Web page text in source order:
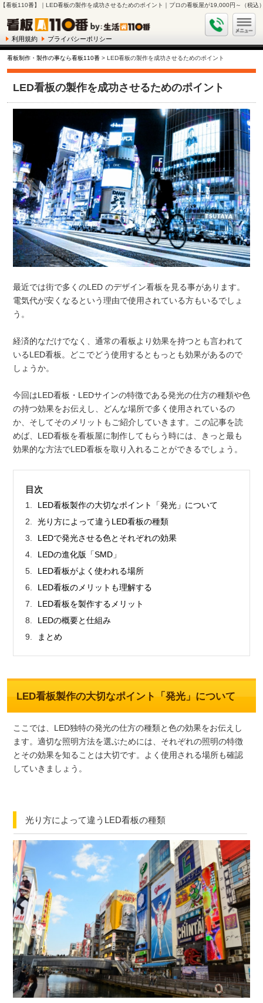
【看板110番】｜LED看板の製作を成功させるためのポイント｜プロの看板屋が19,000円～（税込
利用規約 プライバシーポリシー
看板制作・製作の事なら看板110番> LED看板の製作を成功させるためのポイント
LED看板の製作を成功させるためのポイント
最近では街で多くのLED のデザイン看板を見る事があります。
電気代が安くなるという理由で使用されている方もいるでしょ
う。
経済的なだけでなく、通常の看板より効果を持つとも言われて
いるLED看板。どこでどう使用するともっとも効果があるので
しょうか。
今回はLED看板・LEDサインの特徴である発光の仕方の種類や色
の持つ効果をお伝えし、どんな場所で多く使用されているの
か、そしてそのメリットもご紹介していきます。この記事を読
めば、LED看板を看板屋に制作してもらう時には、きっと最も
効果的な方法でLED看板を取り入れることができるでしょう。
目次
LED看板製作の大切なポイント「発光」について
光り方によって違うLED看板の種類
LEDで発光させる色とそれぞれの効果
LEDの進化版「SMD」
LED看板がよく使われる場所
LED看板のメリットも理解する
LED看板を製作するメリット
LEDの概要と仕組み
まとめ
LED看板製作の大切なポイント「発光」について
ここでは、LED独特の発光の仕方の種類と色の効果をお伝えし
ます。適切な照明方法を選ぶためには、それぞれの照明の特徴
とその効果を知ることは大切です。よく使用される場所も確認
していきましょう。
光り方によって違うLED看板の種類